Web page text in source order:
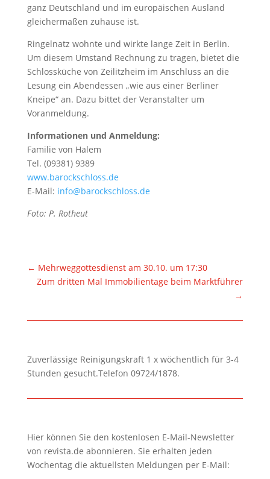
ganz Deutschland und im europäischen Ausland
gleichermaßen zuhause ist.
Ringelnatz wohnte und wirkte lange Zeit in Berlin.
Um diesem Umstand Rechnung zu tragen, bietet die
Schlossküche von Zeilitzheim im Anschluss an die
Lesung ein Abendessen „wie aus einer Berliner
Kneipe“ an. Dazu bittet der Veranstalter um
Voranmeldung.
Informationen und Anmeldung:
Familie von Halem
Tel. (09381) 9389
www.barockschloss.de
E-Mail: info@barockschloss.de
Foto: P. Rotheut
← Mehrweggottesdienst am 30.10. um 17:30
Zum dritten Mal Immobilientage beim Marktführer
→
Zuverlässige Reinigungskraft 1 x wöchentlich für 3-4
Stunden gesucht.Telefon 09724/1878.
Hier können Sie den kostenlosen E-Mail-Newsletter
von revista.de abonnieren. Sie erhalten jeden
Wochentag die aktuellsten Meldungen per E-Mail: